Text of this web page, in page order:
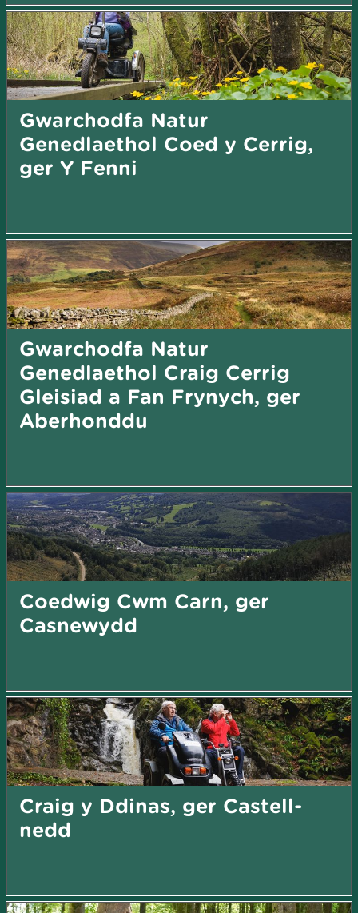
Gwarchodfa Natur
Genedlaethol Coed y Cerrig,
ger Y Fenni
Gwarchodfa Natur
Genedlaethol Craig Cerrig
Gleisiad a Fan Frynych, ger
Aberhonddu
Coedwig Cwm Carn, ger
Casnewydd
Craig y Ddinas, ger Castell-
nedd